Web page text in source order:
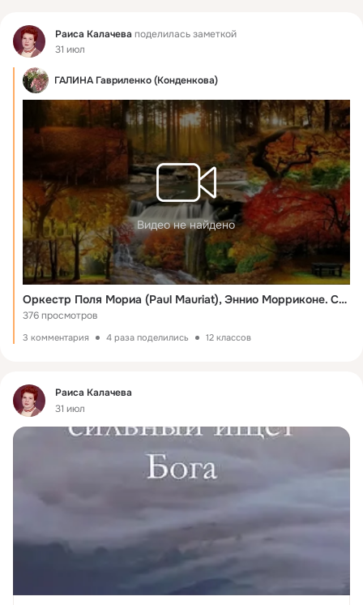
Фид Раиса Калачева поделилась заметкой
31 июл
ГАЛИНА Гавриленко (Конденкова)
Видео не найдено
Оркестр Поля Мориа (Paul Mauriat), Эннио Морриконе. Сборник Замечательных Мелодий. Золотая осень.
376 просмотров
3 комментария 4 раза поделились 12 классов
Фид
Раиса Калачева
31 июл